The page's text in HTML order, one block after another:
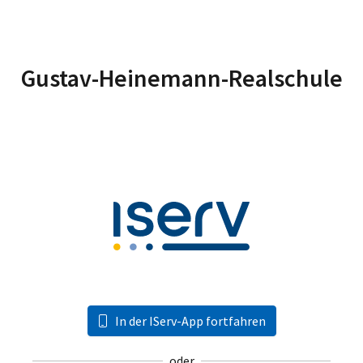
Gustav-Heinemann-Realschule
In der IServ-App fortfahren